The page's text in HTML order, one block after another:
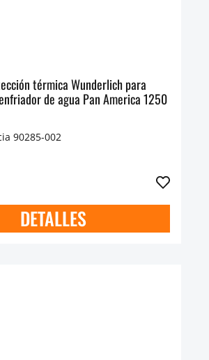
térmica Wunderlich para
de agua Pan America 1250
90285-002
DETALLES